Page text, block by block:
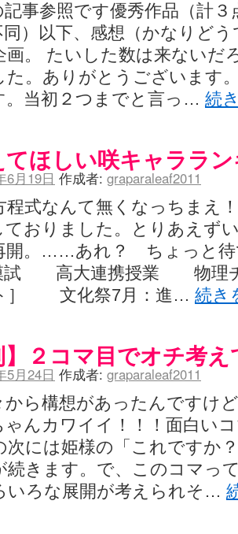
リ ～咲ワン～ / しわが誕生することは老化現象だと
saki- / 新道寺の本
(00:00)
の百合SSブログ / 【咲-Saki-SS：久咲】そして私たち
ちくさ日記 / 【連載感想】宮永照についてのあれこれ
/ [咲-Saki-] 咲-Saki-第168局［端緒］感想 (16:58)
-Saki- / 咲-Saki-第168局[端緒]感想 照-Teru- 追憶編第
咲-Saki- / 永水航路 3 - 霧島の姫は、深山幽谷の頂で
麻雀 / マイナーカップリングSS感想
- 咲-Saki- / リハビリテーション (04:56)
] / 私事。 (01:19)
咲の地名紹介 / 小鍛治さんが通っていた小学校 茨城
にょろんと見てみるブログ - 咲-Saki- / 第143局[応変]
ブログ - 咲-Saki- / 照と洋榎のANN第9回 (09:00)
ン備忘録 / 咲-Saki-154局 【奮起】 マジかー！ (13:30)
ぐ - 咲-Saki- / シノハユ the down of age 5巻 (06:32)
咲-saki- / 【今回は考察ではなく】原村和-のどっち-の
グ / コミックマーケット８９に参加します
(11:00)
/ [咲-Saki-]もしインターハイのルールが鷲巣麻雀だ
ぷ - 咲-Saki- / ブログ終了のお知らせ (12:51)
? - 咲-Saki- / 第2回清澄エリア聖地巡礼ツアーレポート
-saki- / 【シノハユ】第26話「一別以来」/咲日和・阿
久誕イエ～～～～～～イ！！！！！！
(10:16)
Saki- / ブログ終了のお知らせ：今までありがとうござ
】 ＳＳ更新とお知らせ 【松実宥誕記念ＳＳ】
能物怪録 キングとはいったい誰なのか？
/ 【咲-Saki-】ゲームが待ち遠しい件 (05:44)
ゃーぷしゅーとしょーとすとーりー) - 咲-saki- / 豊
事参照です優秀作品（計３
同）以下、感想（かなりど
画。 たいした数は来ないだ
た。ありがとうございます
。当初２つまでと言っ… 続
ほしい咲キャララ
6月19日 作成者: graparaleaf2011
程式なんて無くなっちまえ
ておりました。とりあえず
開。……あれ？ ちょっと待
試 高大連携授業 物理チ
］ 文化祭7月：進… 続き
】２コマ目でオチ考
5月24日 作成者: graparaleaf2011
から構想があったんですけ
ゃんカワイイ！！！面白い
次には姫様の「これですか
続きます。で、このコマっ
いろな展開が考えられそ…